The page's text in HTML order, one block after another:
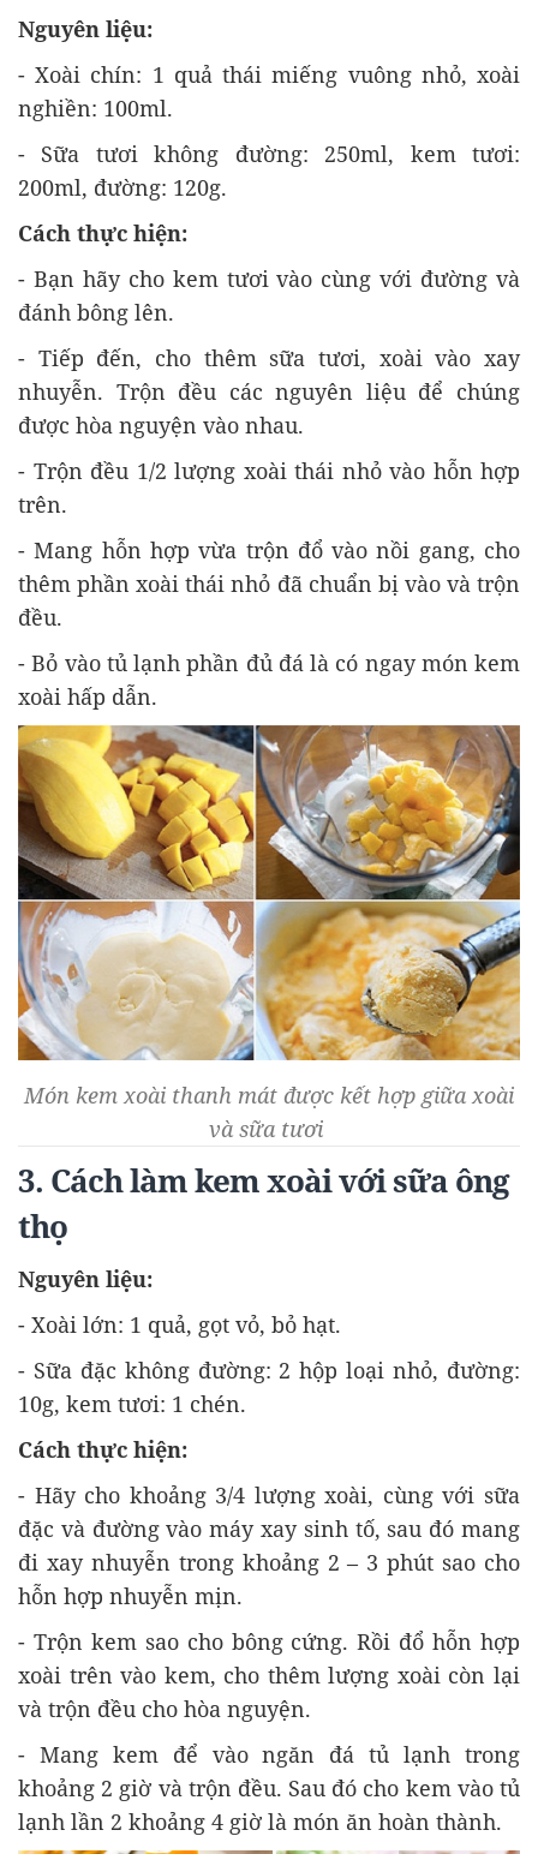
Nguyên liệu:
- Xoài chín: 1 quả thái miếng vuông nhỏ, xoài
nghiền: 100ml.
- Sữa tươi không đường: 250ml, kem tươi:
200ml, đường: 120g.
Cách thực hiện:
- Bạn hãy cho kem tươi vào cùng với đường và
đánh bông lên.
- Tiếp đến, cho thêm sữa tươi, xoài vào xay
nhuyễn. Trộn đều các nguyên liệu để chúng
được hòa nguyện vào nhau.
- Trộn đều 1/2 lượng xoài thái nhỏ vào hỗn hợp
trên.
- Mang hỗn hợp vừa trộn đổ vào nồi gang, cho
thêm phần xoài thái nhỏ đã chuẩn bị vào và trộn
đều.
- Bỏ vào tủ lạnh phần đủ đá là có ngay món kem
xoài hấp dẫn.
Món kem xoài thanh mát được kết hợp giữa xoài
và sữa tươi
3. Cách làm kem xoài với sữa ông
thọ
Nguyên liệu:
- Xoài lớn: 1 quả, gọt vỏ, bỏ hạt.
- Sữa đặc không đường: 2 hộp loại nhỏ, đường:
10g, kem tươi: 1 chén.
Cách thực hiện:
- Hãy cho khoảng 3/4 lượng xoài, cùng với sữa
đặc và đường vào máy xay sinh tố, sau đó mang
đi xay nhuyễn trong khoảng 2 – 3 phút sao cho
hỗn hợp nhuyễn mịn.
- Trộn kem sao cho bông cứng. Rồi đổ hỗn hợp
xoài trên vào kem, cho thêm lượng xoài còn lại
và trộn đều cho hòa nguyện.
- Mang kem để vào ngăn đá tủ lạnh trong
khoảng 2 giờ và trộn đều. Sau đó cho kem vào tủ
lạnh lần 2 khoảng 4 giờ là món ăn hoàn thành.